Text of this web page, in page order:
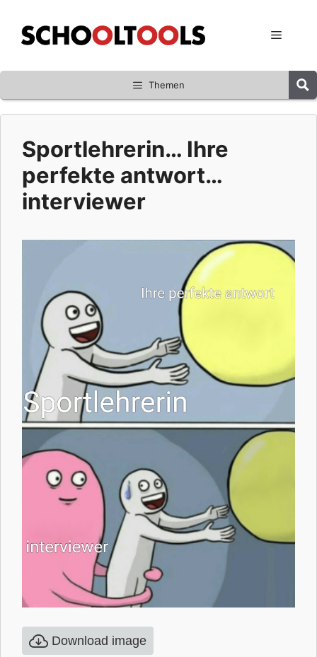
Inhalt
springen
Menü
Themen
Sportlehrerin… Ihre
perfekte antwort…
interviewer
Download image